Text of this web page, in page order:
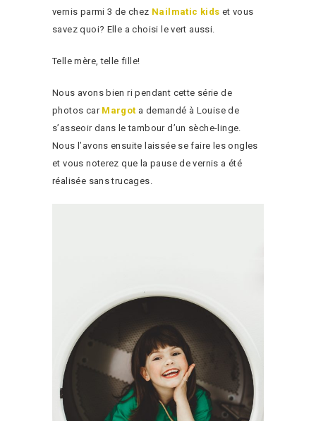
vernis parmi 3 de chez Nailmatic kids et vous
savez quoi? Elle a choisi le vert aussi.
Telle mère, telle fille!
Nous avons bien ri pendant cette série de
photos car Margot a demandé à Louise de
s’asseoir dans le tambour d’un sèche-linge.
Nous l’avons ensuite laissée se faire les ongles
et vous noterez que la pause de vernis a été
réalisée sans trucages.